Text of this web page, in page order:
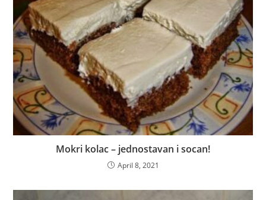
Mokri kolac – jednostavan i socan!
April 8, 2021